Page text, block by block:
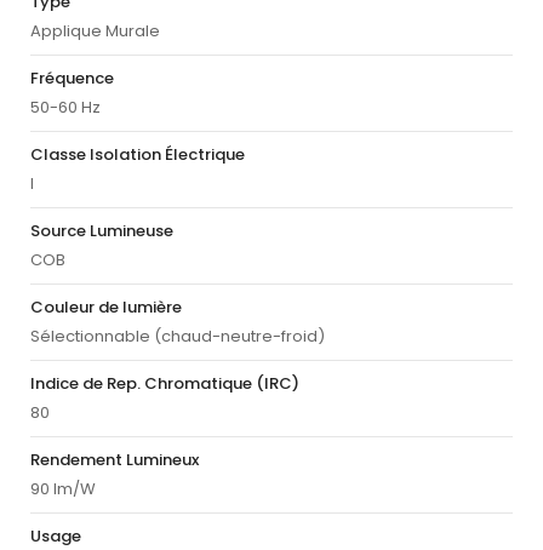
Applique Murale
Fréquence
50-60 Hz
Classe Isolation Électrique
I
Source Lumineuse
COB
Couleur de lumière
Sélectionnable (chaud-neutre-froid)
Indice de Rep. Chromatique (IRC)
80
Rendement Lumineux
90 lm/W
Usage